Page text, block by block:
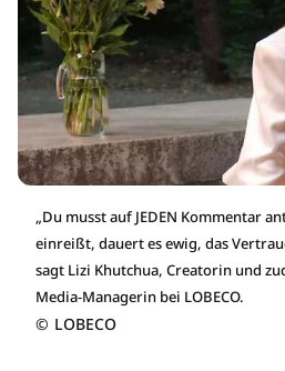
„Du musst auf JEDEN Kommentar
einreißt, dauert es ewig, das
sagt Lizi Khutchua, Creatorin und
Media-Managerin bei LOBECO.
© LOBECO